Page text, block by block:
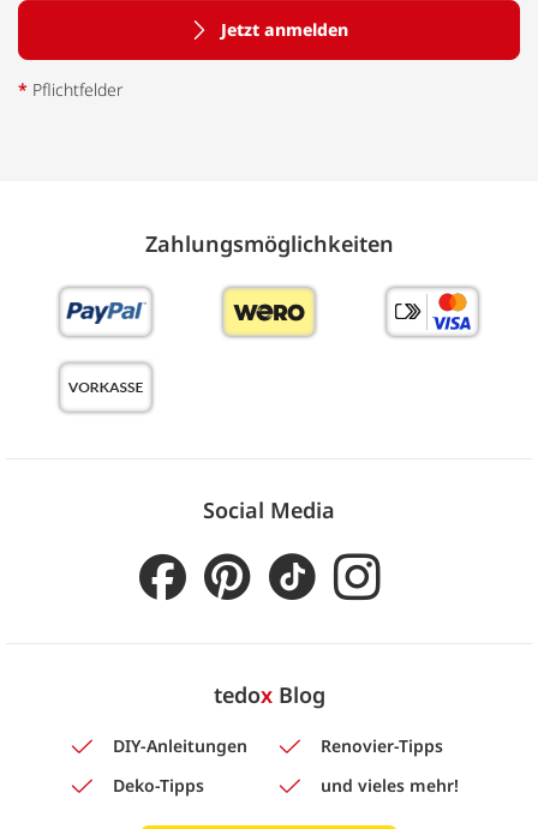
Jetzt anmelden
* Pflichtfelder
Zahlungs­möglich­keiten
Social Media
tedoxBlog
DIY-Anleitungen
Renovier-Tipps
Deko-Tipps
und vieles mehr!